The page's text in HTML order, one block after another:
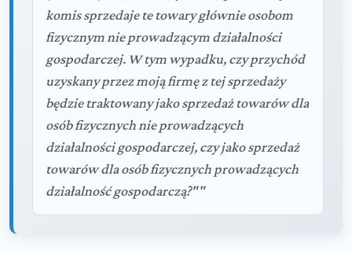
komis sprzedaje te towary głównie osobom
fizycznym nie prowadzącym działalności
gospodarczej. W tym wypadku, czy przychód
uzyskany przez moją firmę z tej sprzedaży
będzie traktowany jako sprzedaż towarów dla
osób fizycznych nie prowadzących
działalności gospodarczej, czy jako sprzedaż
towarów dla osób fizycznych prowadzących
działalność gospodarczą?""